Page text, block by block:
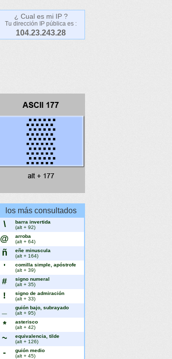
¿ Cual es mi IP ?
Tu dirección IP pública es :
104.23.243.28
los más consultados
\
barra invertida
(alt + 92)
@
arroba
(alt + 64)
ñ
eñe minuscula
(alt + 164)
'
comilla simple, apóstrofe
(alt + 39)
#
signo numeral
(alt + 35)
!
signo de admiración
(alt + 33)
guión bajo, subrayado
(alt + 95)
*
asterisco
(alt + 42)
~
equivalencia, tilde
(alt + 126)
-
guión medio
(alt + 45)